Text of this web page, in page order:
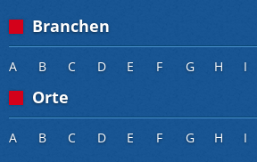
Branchen
A B C D E F G H I
Orte
A B C D E F G H I